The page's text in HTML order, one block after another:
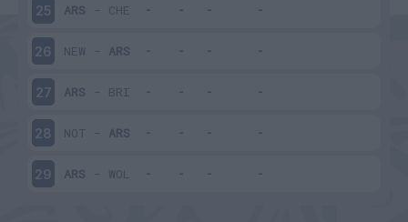
25 ARS - CHE
26 NEW - ARS
27 ARS - BRI
28 NOT - ARS
29 ARS - WOL